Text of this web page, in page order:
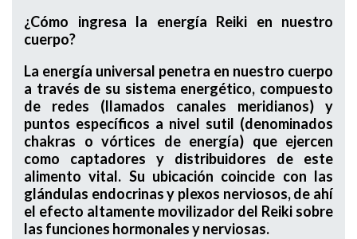
¿Cómo ingresa la energía Reiki en nuestro
cuerpo?
La energía universal penetra en nuestro cuerpo
a través de su sistema energético, compuesto
de redes (llamados canales meridianos) y
puntos específicos a nivel sutil (denominados
chakras o vórtices de energía) que ejercen
como captadores y distribuidores de este
alimento vital. Su ubicación coincide con las
glándulas endocrinas y plexos nerviosos, de ahí
el efecto altamente movilizador del Reiki sobre
las funciones hormonales y nerviosas.